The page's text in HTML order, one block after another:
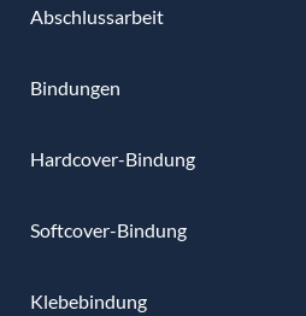
Abschlussarbeit
Bindungen
Hardcover-Bindung
Softcover-Bindung
Klebebindung